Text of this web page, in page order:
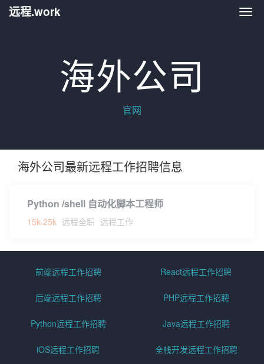
远
远程.work
海外公司
官网
海外公司最新远程工作招聘信息
Python /shell 自动化脚本工程师
15k-25k 远程全职 远程工作
前端远程工作招聘 React远程工作招聘
后端远程工作招聘 PHP远程工作招聘
Python远程工作招聘 Java远程工作招聘
iOS远程工作招聘 全栈开发远程工作招聘